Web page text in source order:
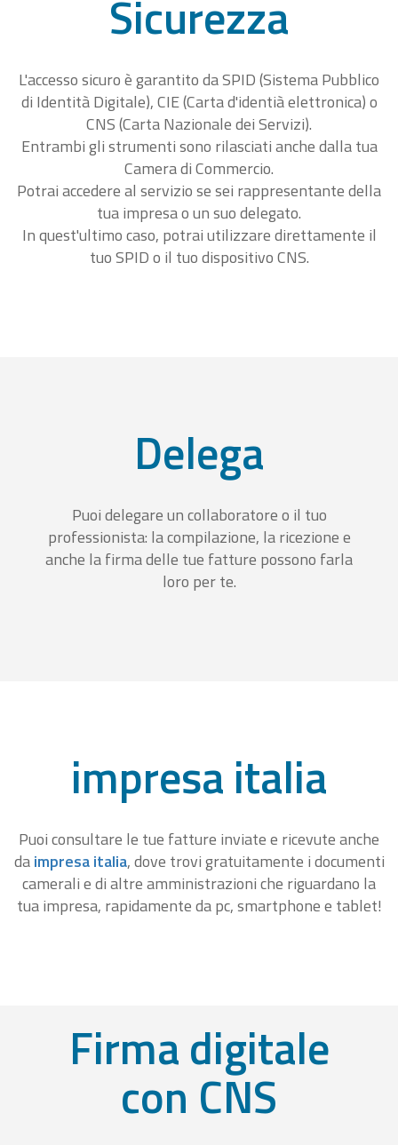
Sicurezza
L'accesso sicuro è garantito da SPID (Sistema Pubblico
di Identità Digitale), CIE (Carta d'identià elettronica) o
CNS (Carta Nazionale dei Servizi).
Entrambi gli strumenti sono rilasciati anche dalla tua
Camera di Commercio.
Potrai accedere al servizio se sei rappresentante della
tua impresa o un suo delegato.
In quest'ultimo caso, potrai utilizzare direttamente il
tuo SPID o il tuo dispositivo CNS.
Delega
Puoi delegare un collaboratore o il tuo
professionista: la compilazione, la ricezione e
anche la firma delle tue fatture possono farla
loro per te.
impresa italia
Puoi consultare le tue fatture inviate e ricevute anche
daimpresa italia, dove trovi gratuitamente i documenti
camerali e di altre amministrazioni che riguardano la
tua impresa, rapidamente da pc, smartphone e tablet!
Firma digitale
con CNS